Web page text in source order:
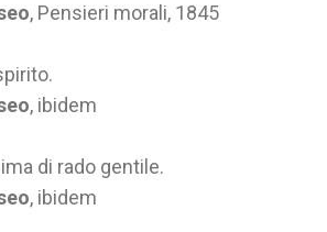
, Pensieri morali, 1845
, ibidem
di rado gentile.
, ibidem